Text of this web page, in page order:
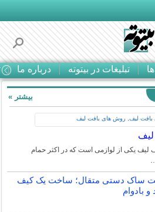
تبلیغات در بیتوته درباره ما
یکی از لوازمی است که در اکثر حمام
ساک دستی متقال؛ ساخت یک کیف
بادوام
بیشتر »